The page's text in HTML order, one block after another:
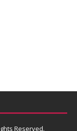
Reserved.